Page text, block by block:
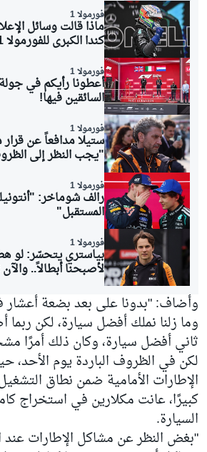
فورمولا 1
ماذا قالت وسائل
كندا الكبرى للفورمولا 1
فورمولا 1
أعطونا رأيكم في
السائقين فيها!
فورمولا 1
ستيلا مدافعاً عن
"يجب النظر إلى
فورمولا 1
رالف شوماخر:
المستقبل"
فورمولا 1
بياستري يتحسّر: لو
لأصبحنا أبطالاً..
وأضاف: "بدونا على بعد بضعة
وما زلنا نملك أفضل سيارة، لكن ربما
ثاني أفضل سيارة، وكان ذلك أمرًا
لكن في الظروف الباردة يوم
الإطارات الأمامية ضمن نطاق
كبيرًا، عانت مكلارين في استخراج
السيارة.
"بغض النظر عن مشاكل الإطارات عند